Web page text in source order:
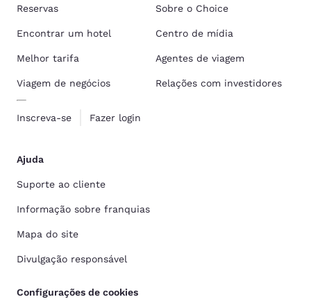
Reservas
Encontrar um hotel
Melhor tarifa
Viagem de negócios
Inscreva-se Fazer login
Sobre o Choice
Centro de mídia
Agentes de viagem
Relações com investidores
Ajuda
Suporte ao cliente
Informação sobre franquias
Mapa do site
Divulgação responsável
Configurações de cookies